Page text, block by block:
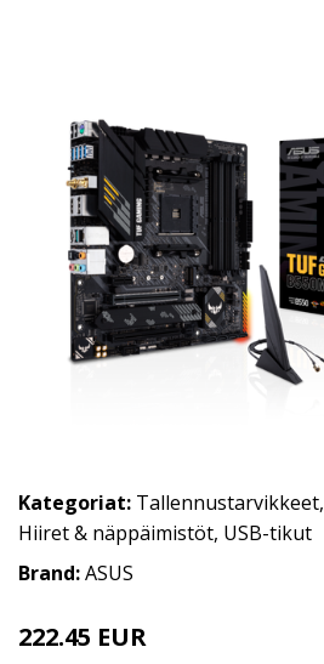
Kategoriat: Tallennustarvikkeet,
Hiiret & näppäimistöt, USB-tikut
Brand:ASUS
222.45 EUR